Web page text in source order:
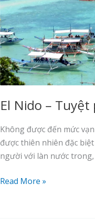
El Nido –
Không được đến mức
được thiên nhiên đặc
người với làn nước
El
Read More »